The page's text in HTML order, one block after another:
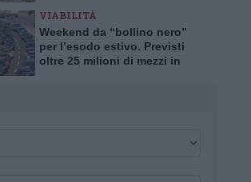
VIABILITÀ
Weekend da “bollino nero”
per l’esodo estivo. Previsti
oltre 25 milioni di mezzi in